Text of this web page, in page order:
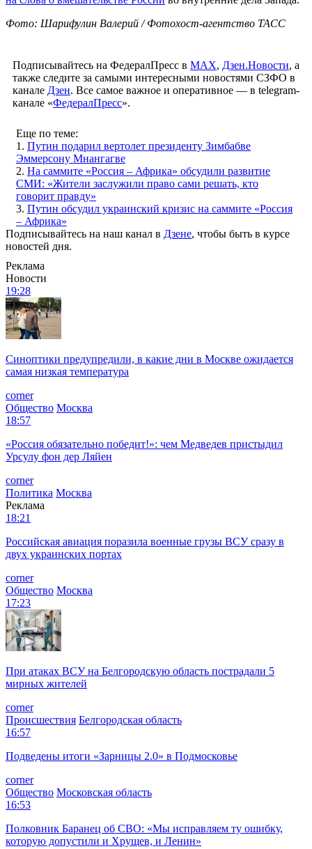
Фото: Шарифулин Валерий / Фотохост-агентство ТАСС
Подписывайтесь на ФедералПресс в МАХ, Дзен.Новости, а
также следите за самыми интересными новостями СЗФО в
канале Дзен. Все самое важное и оперативное — в telegram-
канале «ФедералПресс».
Еще по теме:
1. Путин подарил вертолет президенту Зимбабве
Эммерсону Мнангагве
2. На саммите «Россия – Африка» обсудили развитие
СМИ: «Жители заслужили право сами решать, кто
говорит правду»
3. Путин обсудил украинский кризис на саммите «Россия
– Африка»
Подписывайтесь на наш канал в Дзене, чтобы быть в курсе
новостей дня.
Реклама
Новости
19:28
Синоптики предупредили, в какие дни в Москве ожидается
самая низкая температура
corner
Общество Москва
18:57
«Россия обязательно победит!»: чем Медведев пристыдил
Урсулу фон дер Ляйен
corner
Политика Москва
Реклама
18:21
Российская авиация поразила военные грузы ВСУ сразу в
двух украинских портах
corner
Общество Москва
17:23
При атаках ВСУ на Белгородскую область пострадали 5
мирных жителей
corner
Происшествия Белгородская область
16:57
Подведены итоги «Зарницы 2.0» в Подмосковье
corner
Общество Московская область
16:53
Полковник Баранец об СВО: «Мы исправляем ту ошибку,
которую допустили и Хрущев, и Ленин»